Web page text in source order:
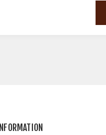
INFORMATION